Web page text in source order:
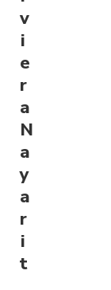
v
i
e
r
a
N
a
y
a
r
i
t